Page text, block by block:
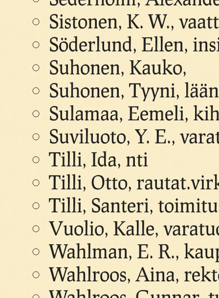
Sistonen, K. W.,
Söderlund, Ellen,
Suhonen, Kauko,
Suhonen, Tyyni,
Sulamaa, Eemeli,
Suviluoto, Y. E.,
Tilli, Ida, nti
Tilli, Otto,
Tilli, Santeri,
Vuolio, Kalle,
Wahlman, E. R.,
Wahlroos, Aina,